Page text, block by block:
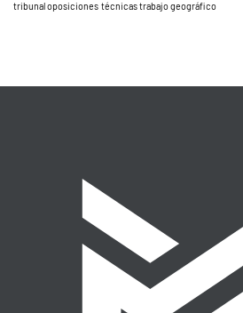
tribunal oposiciones técnicas trabajo geográfico